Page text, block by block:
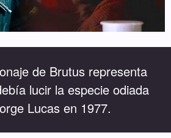
de Brutus representa
lucir la especie odiada
Lucas en 1977.